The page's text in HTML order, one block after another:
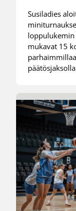
Susiladies
loppulukemin
mukavat 15